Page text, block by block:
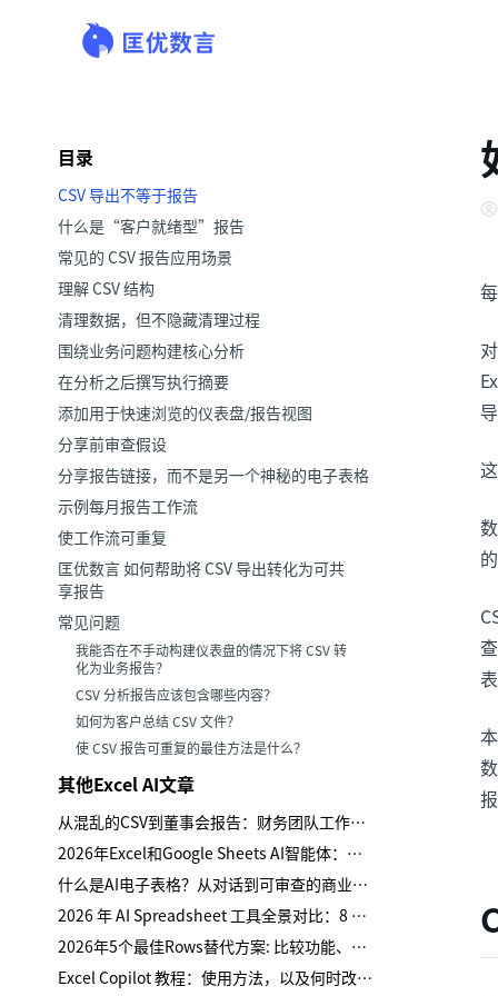
目录
CSV 导出不等于报告
什么是“客户就绪型”报告
常见的 CSV 报告应用场景
理解 CSV 结构
清理数据，但不隐藏清理过程
围绕业务问题构建核心分析
在分析之后撰写执行摘要
添加用于快速浏览的仪表盘/报告视图
分享前审查假设
分享报告链接，而不是另一个神秘的电子表格
示例每月报告工作流
使工作流可重复
匡优数言 如何帮助将 CSV 导出转化为可共
享报告
常见问题
我能否在不手动构建仪表盘的情况下将 CSV 转
化为业务报告？
CSV 分析报告应该包含哪些内容？
如何为客户总结 CSV 文件？
使 CSV 报告可重复的最佳方法是什么？
其他Excel AI文章
从混乱的CSV到董事会报告：财务团队工作流程
2026年Excel和Google Sheets AI智能体：真实测试、失败案例及购买指南
什么是AI电子表格？从对话到可审查的商业报告
2026 年 AI Spreadsheet 工具全景对比：8 个工具怎么选
2026年5个最佳Rows替代方案: 比较功能、适配性与权衡
Excel Copilot 教程：使用方法，以及何时改用匡优数言